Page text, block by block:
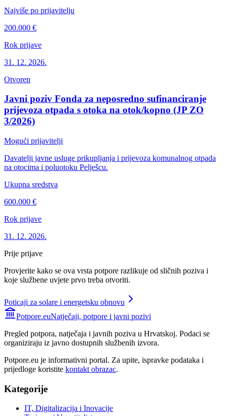
Najviše po prijavitelju
200.000 €
Rok prijave
31. 12. 2026.
Otvoren
Javni poziv Fonda za neposredno sufinanciranje
prijevoza otpada s otoka na otok/kopno (JP ZO
3/2026)
Mogući prijavitelji
Davatelji javne usluge prikupljanja i prijevoza komunalnog otpada
na otocima i poluotoku Pelješcu.
Ukupna sredstva
600.000 €
Rok prijave
31. 12. 2026.
Prije prijave
Provjerite kako se ova vrsta potpore razlikuje od sličnih poziva i
koje službene uvjete prvo treba otvoriti.
Poticaji za solare i energetsku obnovu
Potpore.euNatječaji, potpore i javni pozivi
Pregled potpora, natječaja i javnih poziva u Hrvatskoj. Podaci se
organiziraju iz javno dostupnih službenih izvora.
Potpore.eu je informativni portal. Za upite, ispravke podataka i
prijedloge koristite kontakt obrazac.
Kategorije
IT, Digitalizacija i Inovacije